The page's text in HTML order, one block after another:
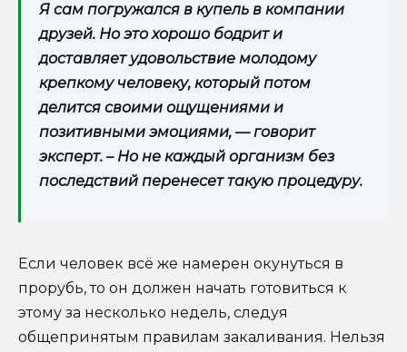
Я сам погружался в купель в компании
друзей. Но это хорошо бодрит и
доставляет удовольствие молодому
крепкому человеку, который потом
делится своими ощущениями и
позитивными эмоциями, — говорит
эксперт. – Но не каждый организм без
последствий перенесет такую процедуру.
Если человек всё же намерен окунуться в
прорубь, то он должен начать готовиться к
этому за несколько недель, следуя
общепринятым правилам закаливания. Нельзя